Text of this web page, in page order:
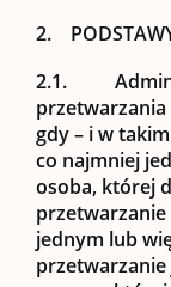
2.
2.1.
gdy – i w
co najmniej
osoba, której
jednym lub